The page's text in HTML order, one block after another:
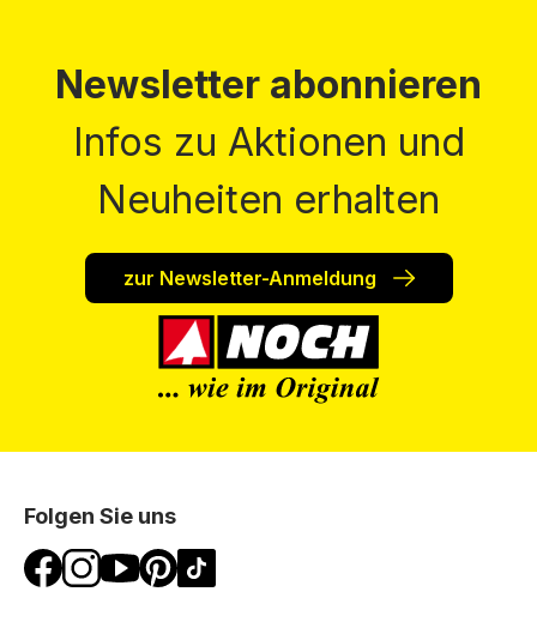
Newsletter abonnieren
Infos zu Aktionen und
Neuheiten erhalten
zur Newsletter-Anmeldung
Folgen Sie uns